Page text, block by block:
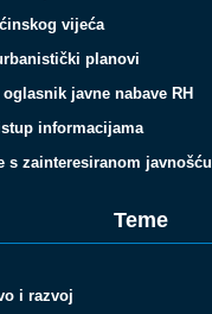
vijeća
planovi
javne nabave RH
informacijama
s zainteresiranom javnošću
Teme
i razvoj